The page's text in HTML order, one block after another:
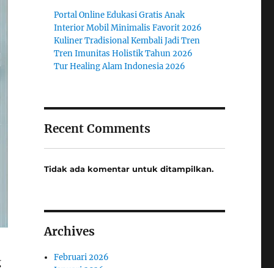
Portal Online Edukasi Gratis Anak
Interior Mobil Minimalis Favorit 2026
Kuliner Tradisional Kembali Jadi Tren
Tren Imunitas Holistik Tahun 2026
Tur Healing Alam Indonesia 2026
Recent Comments
Tidak ada komentar untuk ditampilkan.
Archives
Februari 2026